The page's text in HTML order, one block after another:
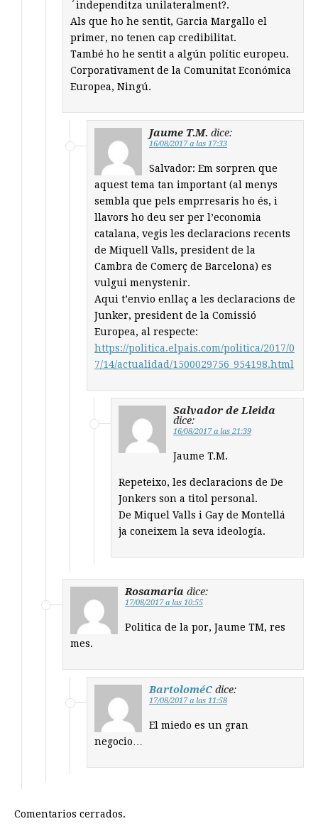
´independitza unilateralment?.
Als que ho he sentit, Garcia Margallo el
primer, no tenen cap credibilitat.
També ho he sentit a algún polític europeu.
Corporativament de la Comunitat Económica
Europea, Ningú.
Jaume T.M. dice:
16/08/2017 a las 17:33
Salvador: Em sorpren que
aquest tema tan important (al menys
sembla que pels emprresaris ho és, i
llavors ho deu ser per l’economia
catalana, vegis les declaracions recents
de Miquell Valls, president de la
Cambra de Comerç de Barcelona) es
vulgui menystenir.
Aqui t’envio enllaç a les declaracions de
Junker, president de la Comissió
Europea, al respecte:
https://politica.elpais.com/politica/2017/0
7/14/actualidad/1500029756_954198.html
Salvador de Lleida
dice:
16/08/2017 a las 21:39
Jaume T.M.
Repeteixo, les declaracions de De
Jonkers son a titol personal.
De Miquel Valls i Gay de Montellá
ja coneixem la seva ideología.
Rosamaria dice:
17/08/2017 a las 10:55
Politica de la por, Jaume TM, res
mes.
BartoloméC dice:
17/08/2017 a las 11:58
El miedo es un gran
negocio…
Comentarios cerrados.